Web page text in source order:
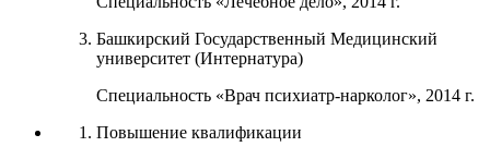
Башкирский Государственный Медицинский
университет (Интернатура)
Cпециальность «Врач психиатр-нарколог», 2014 г.
Повышение квалификации